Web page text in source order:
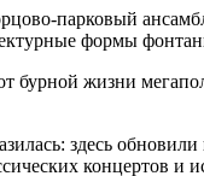
парковый
формы
от бурной жизни
здесь
концертов